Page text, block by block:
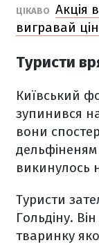
ЦІКАВО Акція
вигравай
Туристи
Київський
зупинився
вони
викинулось
Туристи
Гольдіну.
тваринку